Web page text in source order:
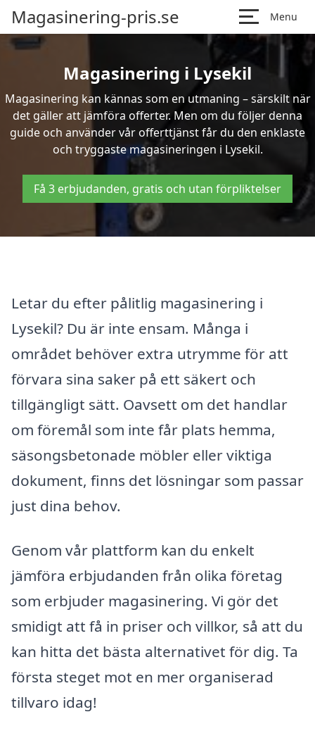
Magasinering-pris.se Menu
Magasinering i Lysekil
Magasinering kan kännas som en utmaning – särskilt när
det gäller att jämföra offerter. Men om du följer denna
guide och använder vår offerttjänst får du den enklaste
och tryggaste magasineringen i Lysekil.
Få 3 erbjudanden, gratis och utan förpliktelser
Letar du efter pålitlig magasinering i
Lysekil? Du är inte ensam. Många i
området behöver extra utrymme för att
förvara sina saker på ett säkert och
tillgängligt sätt. Oavsett om det handlar
om föremål som inte får plats hemma,
säsongsbetonade möbler eller viktiga
dokument, finns det lösningar som passar
just dina behov.
Genom vår plattform kan du enkelt
jämföra erbjudanden från olika företag
som erbjuder magasinering. Vi gör det
smidigt att få in priser och villkor, så att du
kan hitta det bästa alternativet för dig. Ta
första steget mot en mer organiserad
tillvaro idag!